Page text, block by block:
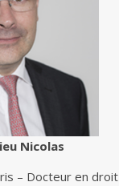
Nicolas
– Docteur en droit